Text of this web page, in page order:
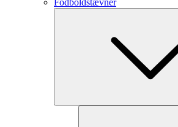
Fodboldstævner